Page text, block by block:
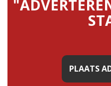
PLAATS